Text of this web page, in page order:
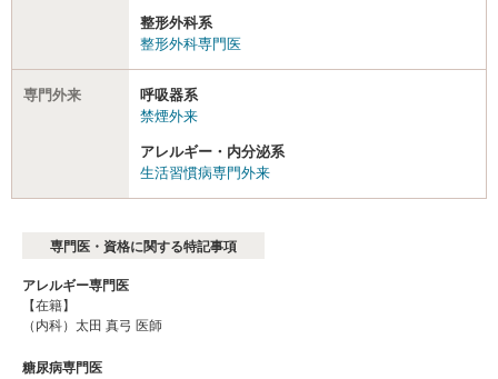
整形外科系
整形外科専門医
専門外来
呼吸器系
禁煙外来
アレルギー・内分泌系
生活習慣病専門外来
専門医・資格に関する特記事項
アレルギー専門医
【在籍】
（内科）太田 真弓 医師
糖尿病専門医